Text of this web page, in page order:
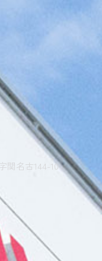
関名古144-10